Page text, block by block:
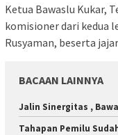
Ketua Bawaslu Kukar,
komisioner dari kedua
Rusyaman, beserta
BACAAN LAINNYA
Jalin Sinergitas ,
Tahapan Pemilu